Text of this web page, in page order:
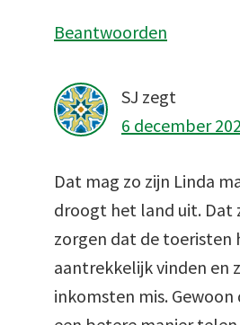
Beantwoorden
SJ zegt
6 december
Dat mag zo zijn Linda
droogt het land uit. Dat
zorgen dat de toeristen
aantrekkelijk vinden en
inkomsten mis. Gewoon